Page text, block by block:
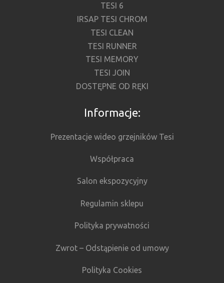
TESI 6
IRSAP TESI CHROM
TESI CLEAN
TESI RUNNER
TESI MEMORY
TESI JOIN
DOSTĘPNE OD RĘKI
Informacje:
Prezentacje wideo grzejników Tesi
Współpraca
Salon ekspozycyjny
Regulamin sklepu
Polityka prywatności
Zwrot – Odstąpienie od umowy
Polityka Cookies